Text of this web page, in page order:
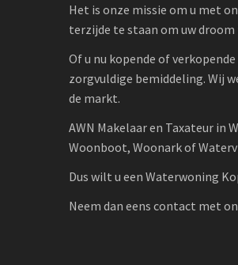
Het is onze missie om u met
terzijde te staan om uw
Of u nu kopende of
zorgvuldige bemiddeling. Wij
de markt.
AWN Makelaar en Taxateur in
Woonboot, Woonark of
Dus wilt u een Waterwoning
Neem dan eens contact met